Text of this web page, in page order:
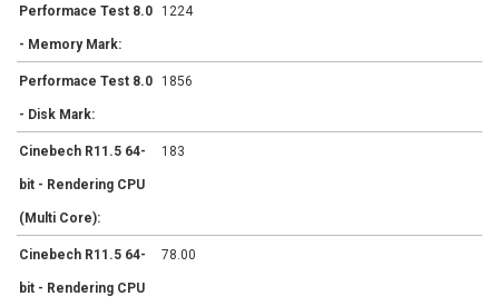
Performace Test 8.0
- Memory Mark:
1224
Performace Test 8.0
- Disk Mark:
1856
Cinebech R11.5 64-
bit - Rendering CPU
(Multi Core):
183
Cinebech R11.5 64-
bit - Rendering CPU
78.00